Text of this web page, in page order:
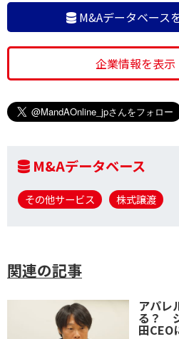
M&Aデータベース
企業情報を表示
M&Aデータベース
その他サービス 株式譲渡
関連の記事
アパレ
る？
田CEO